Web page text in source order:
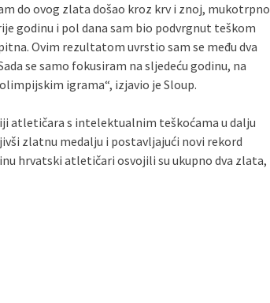
do ovog zlata došao kroz krv i znoj, mukotrpno
godinu i pol dana sam bio podvrgnut teškom
Ovim rezultatom uvrstio sam se među dva
se samo fokusiram na sljedeću godinu, na
igrama“, izjavio je Sloup.
atletičara s intelektualnim teškoćama u dalju
zlatnu medalju i postavljajući novi rekord
hrvatski atletičari osvojili su ukupno dva zlata,